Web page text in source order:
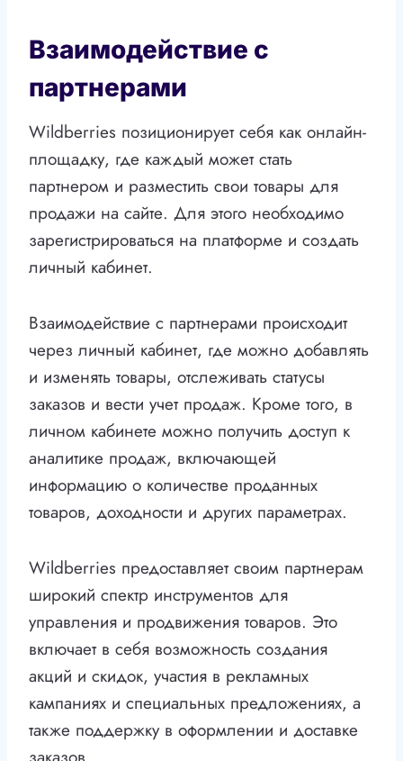
Взаимодействие с
партнерами
Wildberries позиционирует себя как онлайн-
площадку, где каждый может стать
партнером и разместить свои товары для
продажи на сайте. Для этого необходимо
зарегистрироваться на платформе и создать
личный кабинет.
Взаимодействие с партнерами происходит
через личный кабинет, где можно добавлять
и изменять товары, отслеживать статусы
заказов и вести учет продаж. Кроме того, в
личном кабинете можно получить доступ к
аналитике продаж, включающей
информацию о количестве проданных
товаров, доходности и других параметрах.
Wildberries предоставляет своим партнерам
широкий спектр инструментов для
управления и продвижения товаров. Это
включает в себя возможность создания
акций и скидок, участия в рекламных
кампаниях и специальных предложениях, а
также поддержку в оформлении и доставке